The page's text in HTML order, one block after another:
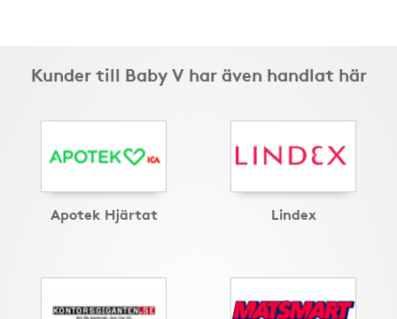
Kunder till Baby V har även handlat här
Apotek Hjärtat Lindex